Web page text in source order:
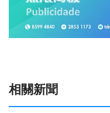
相關新聞